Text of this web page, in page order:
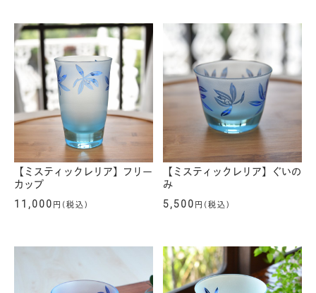
【ミスティックレリア】フリー
カップ
11,000 円(税込)
【ミスティックレリア】ぐいの
み
5,500 円(税込)